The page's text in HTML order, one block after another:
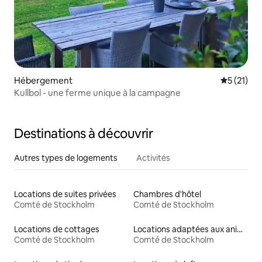
Hébergement
5 (21)
Kullbol - une ferme unique à la campagne
Destinations à découvrir
Autres types de logements Activités
Locations de suites privées
Comté de Stockholm
Chambres d'hôtel
Comté de Stockholm
Locations de cottages
Comté de Stockholm
Locations adaptées aux animaux
Comté de Stockholm